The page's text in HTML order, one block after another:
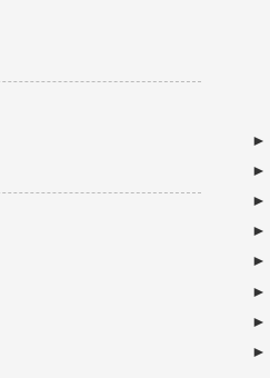
►
►
►
►
►
►
►
►